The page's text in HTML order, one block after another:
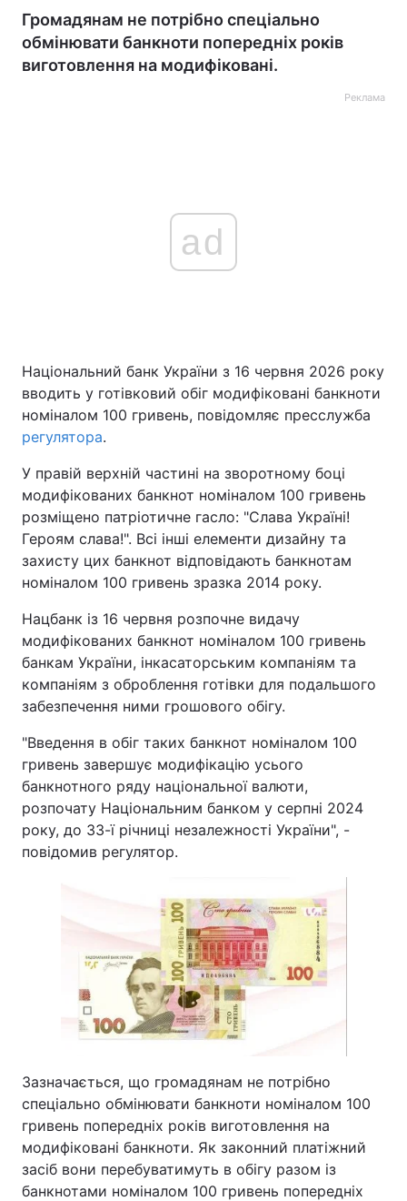
Громадянам не потрібно спеціально
обмінювати банкноти попередніх років
виготовлення на модифіковані.
Реклама
ad
Національний банк України з 16 червня 2026 року
вводить у готівковий обіг модифіковані банкноти
номіналом 100 гривень, повідомляє пресслужба
регулятора.
У правій верхній частині на зворотному боці
модифікованих банкнот номіналом 100 гривень
розміщено патріотичне гасло: "Слава Україні!
Героям слава!". Всі інші елементи дизайну та
захисту цих банкнот відповідають банкнотам
номіналом 100 гривень зразка 2014 року.
Нацбанк із 16 червня розпочне видачу
модифікованих банкнот номіналом 100 гривень
банкам України, інкасаторським компаніям та
компаніям з оброблення готівки для подальшого
забезпечення ними грошового обігу.
"Введення в обіг таких банкнот номіналом 100
гривень завершує модифікацію усього
банкнотного ряду національної валюти,
розпочату Національним банком у серпні 2024
року, до 33-ї річниці незалежності України", -
повідомив регулятор.
Зазначається, що громадянам не потрібно
спеціально обмінювати банкноти номіналом 100
гривень попередніх років виготовлення на
модифіковані банкноти. Як законний платіжний
засіб вони перебуватимуть в обігу разом із
банкнотами номіналом 100 гривень попередніх